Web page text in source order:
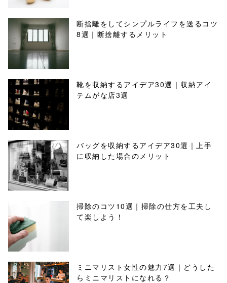
断捨離をしてシンプルライフを送るコツ
8選｜断捨離するメリット
靴を収納するアイデア30選｜収納アイ
テムがな店3選
バッグを収納するアイデア30選｜上手
に収納した場合のメリット
掃除のコツ10選｜掃除の仕方を工夫し
て楽しよう！
ミニマリスト女性の魅力7選｜どうした
らミニマリストになれる？